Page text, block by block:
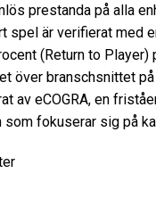
prestanda på alla
spel är verifierat med
(Return to Player)
över branschsnittet på
av eCOGRA, en
fokuserar sig på